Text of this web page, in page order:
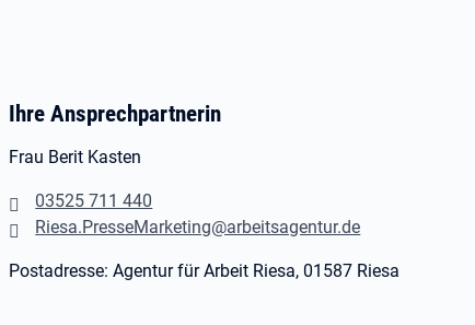
Ihre Ansprechpartnerin
Frau Berit Kasten
03525 711 440
Riesa.PresseMarketing@arbeitsagentur.de
Postadresse: Agentur für Arbeit Riesa, 01587 Riesa